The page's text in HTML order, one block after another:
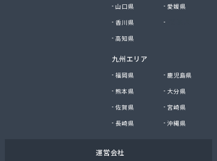
田邊工業株式会社 佐野工場
田邊工業株式会社 足利営業所
東京ガスエネルギー株式会社 宇都宮サービスセン
東上ガス株式会社 真岡営業所
東上ガス株式会社 那須営業所
栃木液化ガス株式会社
山口県
愛媛県
香川県
高知県
九州エリア
福岡県
鹿児島県
熊本県
大分県
佐賀県
宮崎県
長崎県
沖縄県
運営会社